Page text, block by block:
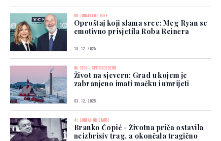
OD LJUBAVI DO TUGE
Oproštaj koji slama srce: Meg Ryan se
emotivno prisjetila Roba Reinera
18. 12. 2025.
NA OTOKU SPITSBERGENU
Život na sjeveru: Grad u kojem je
zabranjeno imati mačku i umrijeti
03. 12. 2025.
41 GODINA OD SMRTI
Branko Ćopić - Životna priča ostavila
neizbrisiv trag, a okončala tragično